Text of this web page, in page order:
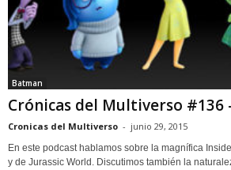
Batman
Crónicas del Multiverso #136
Cronicas del Multiverso - junio 29, 2015
En este podcast hablamos sobre la magnífica
y de Jurassic World. Discutimos también la